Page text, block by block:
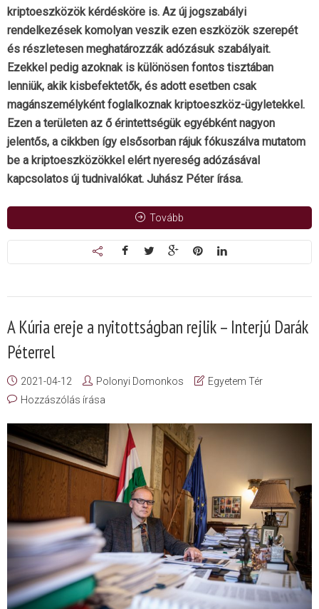
kriptoeszközök kérdésköre is. Az új jogszabályi
rendelkezések komolyan veszik ezen eszközök szerepét
és részletesen meghatározzák adózásuk szabályait.
Ezekkel pedig azoknak is különösen fontos tisztában
lenniük, akik kisbefektetők, és adott esetben csak
magánszemélyként foglalkoznak kriptoeszköz-ügyletekkel.
Ezen a területen az ő érintettségük egyébként nagyon
jelentős, a cikkben így elsősorban rájuk fókuszálva mutatom
be a kriptoeszközökkel elért nyereség adózásával
kapcsolatos új tudnivalókat. Juhász Péter írása.
Tovább
A Kúria ereje a nyitottságban rejlik – Interjú Darák
Péterrel
2021-04-12 Polonyi Domonkos
Egyetem Tér
Hozzászólás írása